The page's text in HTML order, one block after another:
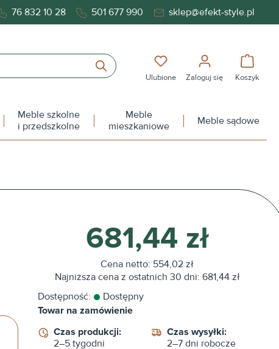
76 832 10 28 501 677 990 sklep@efekt-style.pl
Masz 0 przedmioty na
Ulubione Zaloguj się Koszyk
Meble szkolne
i przedszkolne
Meble
mieszkaniowe
Meble sądowe
681,44 zł
Cena netto: 554,02 zł
Najniższa cena z ostatnich 30 dni: 681,44 zł
Dostępność:
Dostępny
Towar na zamówienie
Czas produkcji:
2–5 tygodni
Czas wysyłki:
2–7 dni robocze